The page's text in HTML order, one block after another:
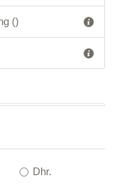
()
Dhr.